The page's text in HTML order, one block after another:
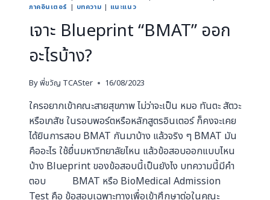
ภาคอินเตอร์ | บทความ | แนะแนว
เจาะ Blueprint “BMAT” ออก
อะไรบ้าง?
Byพี่ขวัญ TCASter 16/08/2023
ใครอยากเข้าคณะสายสุขภาพ ไม่ว่าจะเป็น หมอ ทันตะ สัตวะ
หรือเภสัช ในรอบพอร์ตหรือหลักสูตรอินเตอร์ ก็คงจะเคย
ได้ยินการสอบ BMAT กันมาบ้าง แล้วจริง ๆ BMAT มัน
คืออะไร ใช้ยื่นมหาวิทยาลัยไหน แล้วข้อสอบออกแบบไหน
บ้าง Blueprint ของข้อสอบนี้เป็นยังไง บทความนี้มีคำ
ตอบ BMAT หรือ BioMedical Admission
Test คือ ข้อสอบเฉพาะทางเพื่อเข้าศึกษาต่อในคณะ